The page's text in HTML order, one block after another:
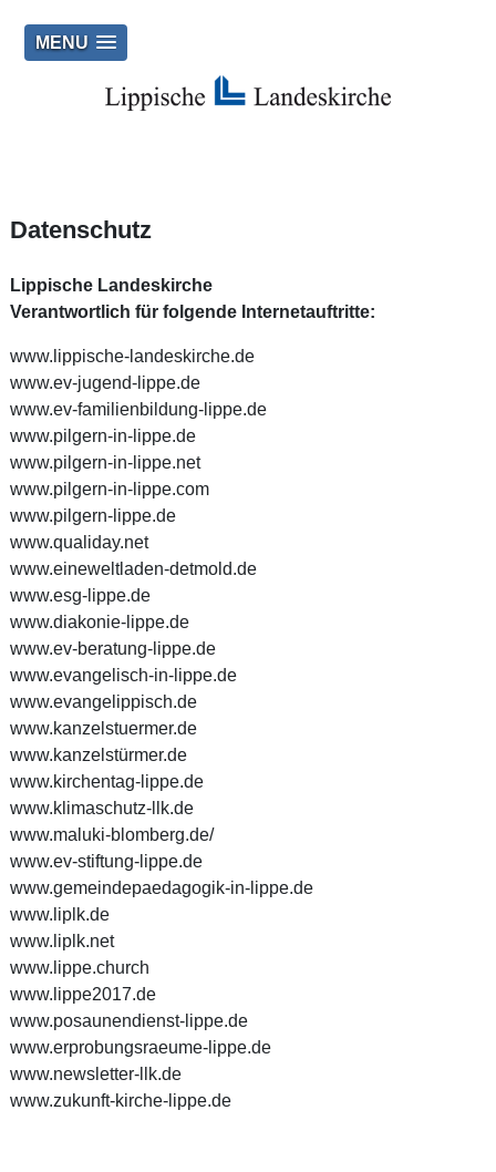
MENU
Datenschutz
Lippische Landeskirche
Verantwortlich für folgende Internetauftritte:
www.lippische-landeskirche.de
www.ev-jugend-lippe.de
www.ev-familienbildung-lippe.de
www.pilgern-in-lippe.de
www.pilgern-in-lippe.net
www.pilgern-in-lippe.com
www.pilgern-lippe.de
www.qualiday.net
www.eineweltladen-detmold.de
www.esg-lippe.de
www.diakonie-lippe.de
www.ev-beratung-lippe.de
www.evangelisch-in-lippe.de
www.evangelippisch.de
www.kanzelstuermer.de
www.kanzelstürmer.de
www.kirchentag-lippe.de
www.klimaschutz-llk.de
www.maluki-blomberg.de/
www.ev-stiftung-lippe.de
www.gemeindepaedagogik-in-lippe.de
www.liplk.de
www.liplk.net
www.lippe.church
www.lippe2017.de
www.posaunendienst-lippe.de
www.erprobungsraeume-lippe.de
www.newsletter-llk.de
www.zukunft-kirche-lippe.de